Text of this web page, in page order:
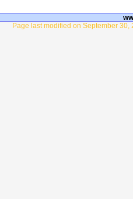
Page last modified on September 30,